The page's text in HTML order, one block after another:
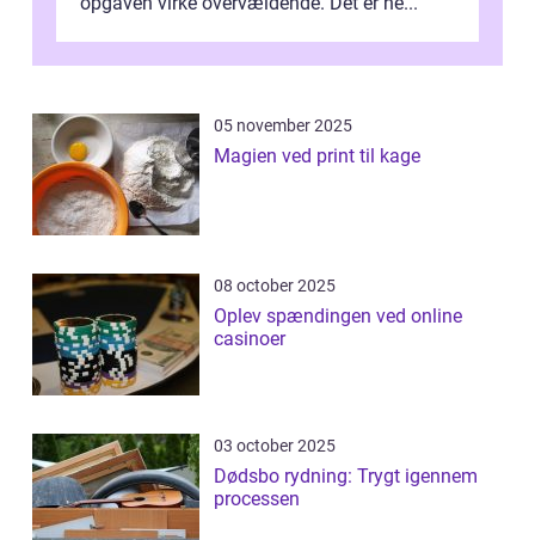
05 november 2025
Magien ved print til kage
08 october 2025
Oplev spændingen ved online
casinoer
03 october 2025
Dødsbo rydning: Trygt igennem
processen